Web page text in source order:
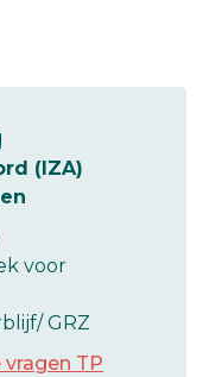
(IZA)
voor
GRZ
TP